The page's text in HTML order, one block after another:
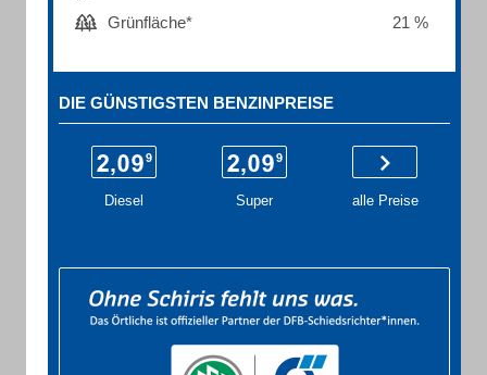
Grünfläche*
21 %
DIE GÜNSTIGSTEN BENZINPREISE
Diesel Super alle Preise